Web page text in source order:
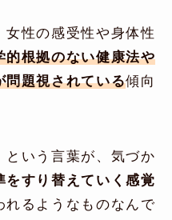
性の感受性や身体性
的根拠のない健康法や
問題視されている傾向
という言葉が、気づか
をすり替えていく感覚
れるようなものなんで